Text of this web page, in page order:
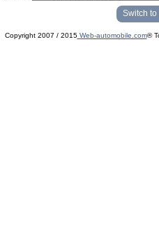
Switch to
Copyright 2007 / 2015Web-automobile.com®